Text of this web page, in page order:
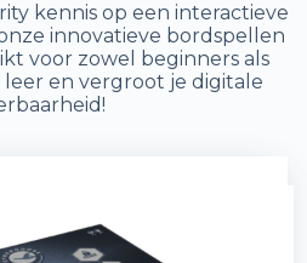
kennis op een interactieve
innovatieve bordspellen
voor zowel beginners als
leer en vergroot je digitale